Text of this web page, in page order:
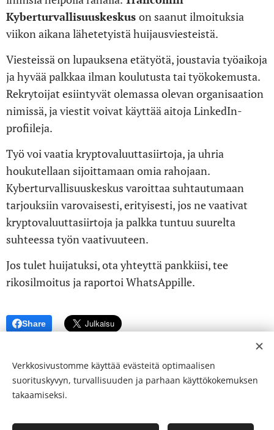
Kyberturvallisuuskeskus on saanut ilmoituksia
viikon aikana lähetetyistä huijausviesteistä.
Viesteissä on lupauksena etätyötä, joustavia työaikoja
ja hyvää palkkaa ilman koulutusta tai työkokemusta.
Rekrytoijat esiintyvät olemassa olevan organisaation
nimissä, ja viestit voivat käyttää aitoja LinkedIn-
profiileja.
Työ voi vaatia kryptovaluuttasiirtoja, ja uhria
houkutellaan sijoittamaan omia rahojaan.
Kyberturvallisuuskeskus varoittaa suhtautumaan
tarjouksiin varovaisesti, erityisesti, jos ne vaativat
kryptovaluuttasiirtoja ja palkka tuntuu suurelta
suhteessa työn vaativuuteen.
Jos tulet huijatuksi, ota yhteyttä pankkiisi, tee
rikosilmoitus ja raportoi WhatsAppille.
Share
Verkkosivustomme käyttää evästeitä optimaalisen
suorituskyvyn, turvallisuuden ja parhaan käyttökokemuksen
takaamiseksi.